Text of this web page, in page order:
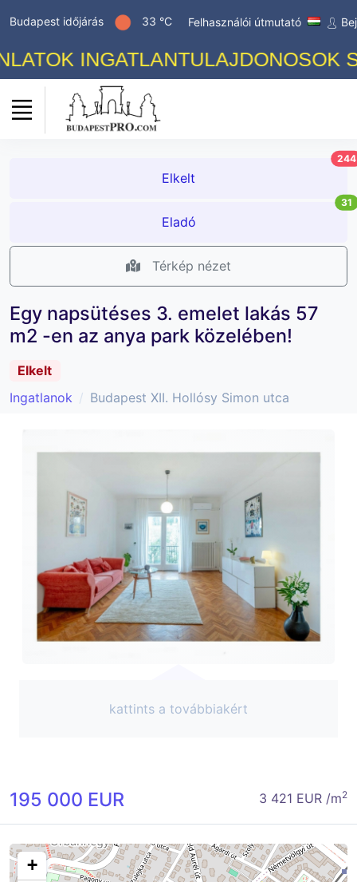
Budapest időjárás 33 °C Felhasználói útmutató
INGATLANTULAJDONOSOK
Elkelt
244
Eladó
31
Térkép nézet
Egy napsütéses 3. emelet lakás 57
m2 -en az anya park közelében!
Elkelt
Ingatlanok
Budapest XII. Hollósy Simon utca
kattints a továbbiakért
195 000 EUR 3 421 EUR /m2
+